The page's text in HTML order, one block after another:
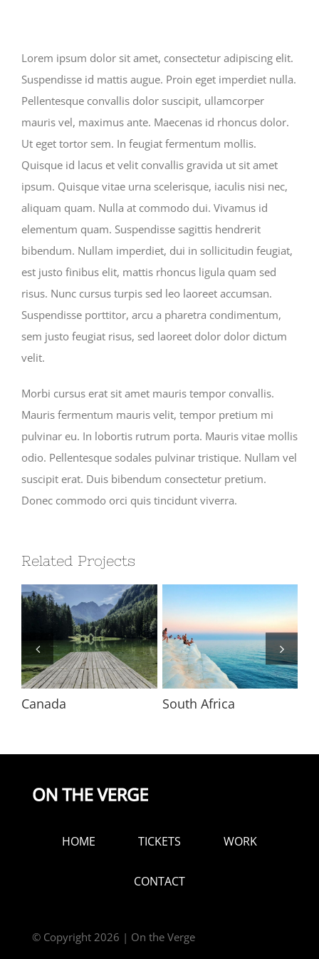
Lorem ipsum dolor sit amet, consectetur adipiscing elit.
Suspendisse id mattis augue. Proin eget imperdiet nulla.
Pellentesque convallis dolor suscipit, ullamcorper
mauris vel, maximus ante. Maecenas id rhoncus dolor.
Ut eget tortor sem. In feugiat fermentum mollis.
Quisque id lacus et velit convallis gravida ut sit amet
ipsum. Quisque vitae urna scelerisque, iaculis nisi nec,
aliquam quam. Nulla at commodo dui. Vivamus id
elementum quam. Suspendisse sagittis hendrerit
bibendum. Nullam imperdiet, dui in sollicitudin feugiat,
est justo finibus elit, mattis rhoncus ligula quam sed
risus. Nunc cursus turpis sed leo laoreet accumsan.
Suspendisse porttitor, arcu a pharetra condimentum,
sem justo feugiat risus, sed laoreet dolor dolor dictum
velit.
Morbi cursus erat sit amet mauris tempor convallis.
Mauris fermentum mauris velit, tempor pretium mi
pulvinar eu. In lobortis rutrum porta. Mauris vitae mollis
odio. Pellentesque sodales pulvinar tristique. Nullam vel
suscipit erat. Duis bibendum consectetur pretium.
Donec commodo orci quis tincidunt viverra.
Related Projects
Canada South Africa
HOME TICKETS WORK
CONTACT
© Copyright 2026 | On the Verge